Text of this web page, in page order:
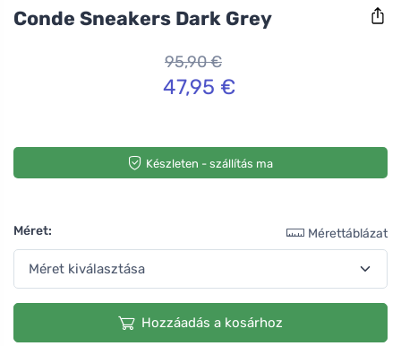
Conde Sneakers Dark Grey
95,90 €
47,95 €
Készleten - szállítás ma
Méret: Mérettáblázat
Hozzáadás a kosárhoz